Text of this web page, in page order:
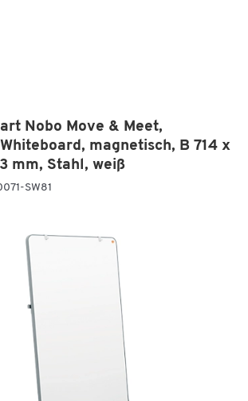
Nobo Move & Meet,
magnetisch, B 714 x
mm, Stahl, weiß
SW81